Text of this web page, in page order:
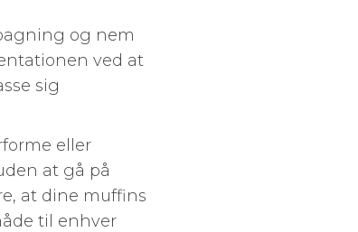
og nem
ved at
sig
eller
at gå på
at dine muffins
til enhver